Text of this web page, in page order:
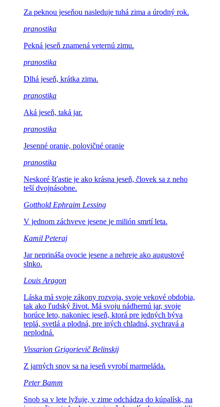
Za peknou jeseňou nasleduje tuhá zima a úrodný rok.
pranostika
Pekná jeseň znamená veternú zimu.
pranostika
Dlhá jeseň, krátka zima.
pranostika
Aká jeseň, taká jar.
pranostika
Jesenné oranie, polovičné oranie
pranostika
Neskoré šťastie je ako krásna jeseň, človek sa z neho
teší dvojnásobne.
Gotthold Ephraim Lessing
V jednom záchveve jesene je milión smrtí leta.
Kamil Peteraj
Jar neprináša ovocie jesene a nehreje ako augustové
slnko.
Louis Aragon
Láska má svoje zákony rozvoja, svoje vekové obdobia,
tak ako ľudský život. Má svoju nádhernú jar, svoje
horúce leto, nakoniec jeseň, ktorá pre jedných býva
teplá, svetlá a plodná, pre iných chladná, sychravá a
neplodná.
Vissarion Grigorievič Belinskij
Z jarných snov sa na jeseň vyrobí marmeláda.
Peter Bamm
Snob sa v lete lyžuje, v zime odchádza do kúpalísk, na